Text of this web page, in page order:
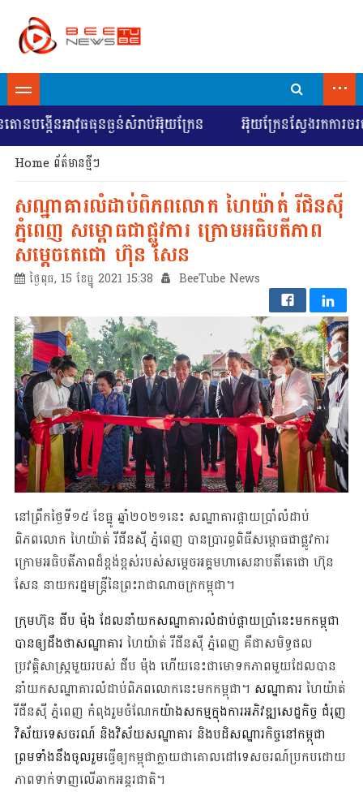
...
វុធធុនធ្ងន់សំរាប់អ៊ុយក្រែន អ៊ុយក្រែនស្វែងរកការចរចាដើម្
Home ព័ត៌មានថ្មីៗ
សណ្ឋាគារលំដាប់ពិភពលោក ហៃយ៉ាត់ រីជិនស៊ី
ភ្នំពេញ សម្ពោធជាផ្លូវការ ក្រោមអធិបតីភាព
សម្ដេចតេជោ ហ៊ុន សែន
ថ្ងៃពុធ, 15 ខែធ្នូ 2021 15:38 BeeTube News
នៅព្រឹកថ្ងៃទី១៥ ខែធ្នូ ឆ្នាំ២០២១នេះ សណ្ឋាគារ​ផ្កាយប្រាំ​លំដាប់
ពិភពលោក​ ហៃយ៉ាត់ រីជីនស៊ី ភ្នំពេញ បានប្រារព្ធពិធីសម្ពោធជាផ្លូវការ
ក្រោមអធិបតីភាពដ៏ខ្ពង់ខ្ពស់របស់សម្ដេចអគ្គមហាសេនាបតីតេជោ ហ៊ុន
សែន នាយករដ្ឋ​មន្ដ្រី​នៃ​ព្រះ​រាជាណាចក្រ​កម្ពុជា។
ក្រុមហ៊ុន ជីប ម៉ុង ដែល​នាំយកសណ្ឋាគារលំដាប់ផ្កាយប្រាំនេះមកកម្ពុជា
បានឲ្យដឹងថាសណ្ឋាគារ ហៃយ៉ាត់ រីជីនស៊ី ភ្នំពេញ គឺជាសមិទ្ធផល
ប្រវត្តិសាស្ត្រមួយរបស់ ជីប ម៉ុង ហើយនេះជាមោទកភាពមួយដែលបាន
នាំយក​សណ្ឋាគារ​លំដាប់ពិភពលោក​នេះ​មកកម្ពុជា។ សណ្ឋាគារ ហៃយ៉ាត់
រីជីនស៊ី ភ្នំពេញ កំពុង​រួមចំណែកយ៉ាងសកម្មក្នុង​ការអភិវឌ្ឍ​​សេដ្ឋកិច្ច ជំរុញ​​
វិស័យ​ទេសចរណ៍ និងវិស័យសណ្ឋាគារ និង​បដិសណ្ឋារកិច្ចនៅកម្ពុជា
ព្រមទាំងនឹងចូលរួមធ្វើឲ្យកម្ពុជាក្លាយជាគោលដៅទេសចរណ៍ប្រកបដោយ
ភាពទាក់ទាញលើឆាកអន្តរជាតិ។